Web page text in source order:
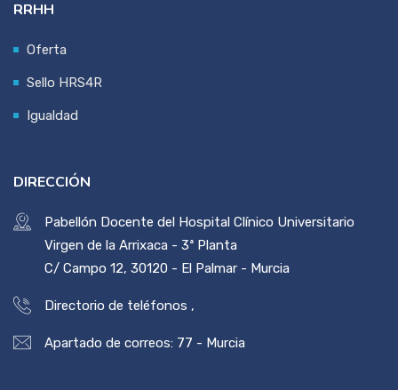
RRHH
Oferta
Sello HRS4R
Igualdad
DIRECCIÓN
Pabellón Docente del Hospital Clínico Universitario
Virgen de la Arrixaca - 3ª Planta
C/ Campo 12, 30120 - El Palmar - Murcia
Directorio de teléfonos ,
Apartado de correos: 77 - Murcia